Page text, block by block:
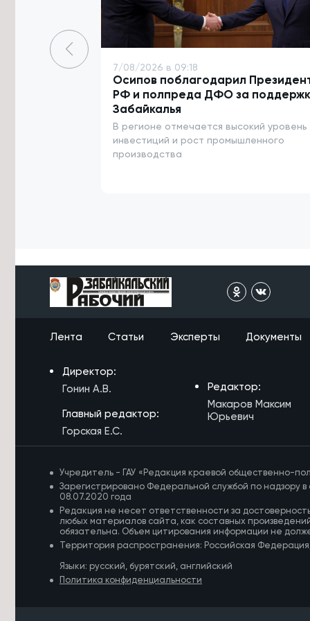
Забайкалья проведут ротацию в
Красноярском крае
7/08/2026 в 14:23
Житель Архангельска похитил 13 млн
рублей у родственников бойцов
СВО в Забайкалье
7/08/2026 в 14:12
Капремонт детсадов и школ в
Забайкалье почти завершился в
этом году
Пострадавшего от удара током на
ж/д в Забайкалье подростка
транспортируют в Москву
Путешествовать по Забайкалью на
машине станет комфортнее
7/08/2026 в 12:29
Более 300 млрд рублей направлено
на развитие Читы и Краснокаменска
Забайкальский тренер рассказала,
7/08/2026 в 11:42
Уровень пожарной опасности
снизился в Забайкалье
7/08/2026 в 11:16
Более 4 тысяч детей и взрослых в
Забайкалье занимаются
киокусинкай каратэ
7/08/2026 в 09:18
Осипов поблагодарил
РФ и полпреда ДФО за
Забайкалья
В регионе отмечается высокий уровень
инвестиций и рост промышленного
производства
Лента Статьи Эксперты Документы
Директор:
Гонин А.В.
Главный редактор:
Горская Е.С.
Редактор:
Макаров Максим
Юрьевич
Учредитель - ГАУ «Редакция краевой общественно-
Зарегистрировано Федеральной службой по надзору
08.07.2020 года
Редакция не несет ответственности за
любых материалов сайта, как составных
обязательна. Объем цитирования информации не
Территория распространения: Российская
Языки: русский, бурятский, английский
Политика конфиденциальности